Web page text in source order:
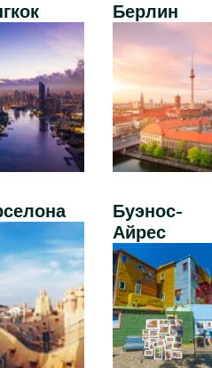
Берлин
Буэнос-
Айрес